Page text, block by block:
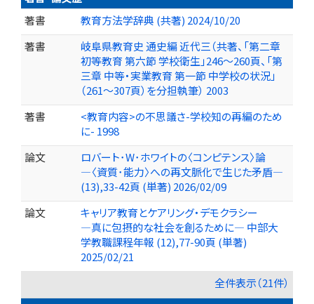
著書
教育方法学辞典 (共著) 2024/10/20
著書
岐阜県教育史 通史編 近代三（共著、「第二章
初等教育 第六節 学校衛生」246～260頁、「第
三章 中等・実業教育 第一節 中学校の状況」
（261～307頁）を分担執筆） 2003
著書
<教育内容>の不思議さ-学校知の再編のため
に- 1998
論文
ロバート･W･ホワイトの〈コンピテンス〉論
―〈資質･能力〉への再文脈化で生じた矛盾―
(13),33-42頁 (単著) 2026/02/09
論文
キャリア教育とケアリング・デモクラシー
―真に包摂的な社会を創るために― 中部大
学教職課程年報 (12),77-90頁 (単著)
2025/02/21
全件表示（21件）